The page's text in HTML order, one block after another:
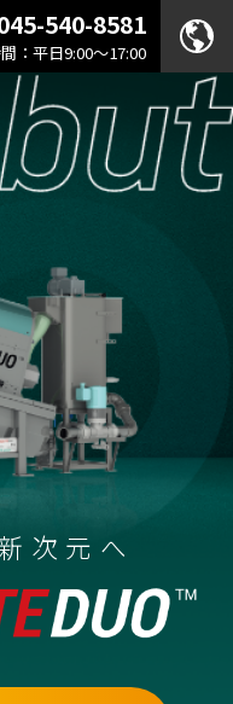
540-8581
：平日9:00～17:00
次元へ